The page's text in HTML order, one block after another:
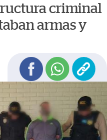
criminal
armas y